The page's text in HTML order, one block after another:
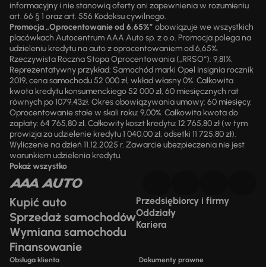
informacyjny i nie stanowią oferty ani zapewnienia w rozumieniu
art. 66 § 1 oraz art. 556 Kodeksu cywilnego.
Promocja „Oprocentowanie od 6,65%” obowiązuje we wszystkich
placówkach Autocentrum AAA Auto sp. z o.o. Promocja polega na
udzieleniu kredytu na auto z oprocentowaniem od 6,65%.
Rzeczywista Roczna Stopa Oprocentowania („RRSO“): 9,81%.
Reprezentatywny przykład: Samochód marki Opel Insignia rocznik
2019, cena samochodu 52 000 zł, wkład własny 0%. Całkowita
kwota kredytu konsumenckiego 52 000 zł, 60 miesięcznych rat
równych po 1079,43zł. Okres obowiązywania umowy: 60 miesięcy.
Oprocentowanie stałe w skali roku: 9,00%. Całkowita kwota do
zapłaty: 64 765,80 zł. Całkowity koszt kredytu: 12 765,80 zł (w tym
prowizja za udzielenie kredytu 1 040,00 zł, odsetki 11 725,80 zł).
Wyliczenie na dzień 11.12.2025 r. Zawarcie ubezpieczenia nie jest
warunkiem udzielenia kredytu.
Pokaż wszystko
Kupić auto
Sprzedaż samochodów
Wymiana samochodu
Finansowanie
Przedsiębiorcy i firmy
Oddziały
Kariera
Obsługa klienta Dokumenty prawne